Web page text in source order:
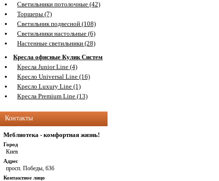
Светильники потолочные (42)
Торшеры (7)
Светильник подвесной (108)
Светильники настольные (6)
Настенные светильники (28)
Кресла офисные Кулик Систем
Кресла Junior Line (4)
Кресло Universal Line (16)
Кресло Luxury Line (1)
Кресла Premium Line (13)
Контакты
Меблиотека - комфортная жизнь!
Город
Киев
Адрес
просп. Победы, 63б
Контактное лицо